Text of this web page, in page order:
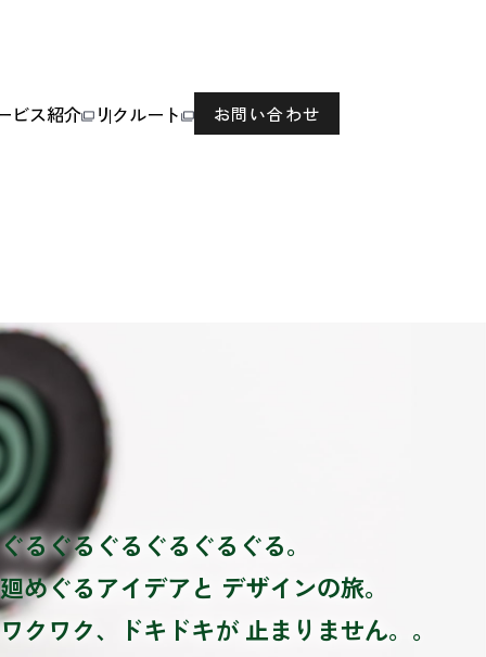
ビス紹介 リクルート お問い合わせ
ぐるぐるぐるぐるぐるぐる。
廻めぐるアイデアと デザインの旅。
ワクワク、ドキドキが止まりません。。